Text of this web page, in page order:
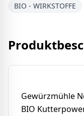
BIO - WIRKSTOFFE
Gewürzmühle
BIO